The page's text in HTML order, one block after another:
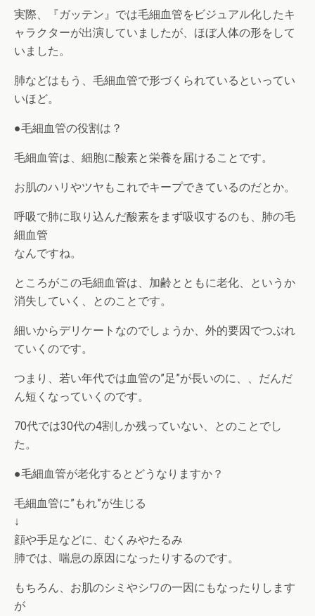
実際、『ガッテン』では毛細血管をビジュアル化したキ
ャラクターが出演していましたが、ほぼ人体の形をして
いました。
肺などはもう、毛細血管で形づくられているといってい
いほど。
●毛細血管の役割は？
毛細血管は、細胞に酸素と栄養を届けることです。
お肌のハリやツヤもこれでキープできているのだとか。
呼吸で肺に取り込んだ酸素をまず吸収するのも、肺の毛
細血管
なんですね。
ところがこの毛細血管は、加齢とともに老化、というか
消失していく、とのことです。
細いからデリケートなのでしょうか、外的要因でつぶれ
ていくのです。
つまり、若い年代では血管の”足”が長いのに、、だんだ
ん短くなっていくのです。
70代では30代の4割しか残っていない、とのことでし
た。
●毛細血管が老化するとどうなりますか？
毛細血管に”もれ”が生じる
↓
顔や手足などに、むくみやたるみ
肺では、喘息の原因になったりするのです。
もちろん、お肌のシミやシワの一因にもなったりします
が